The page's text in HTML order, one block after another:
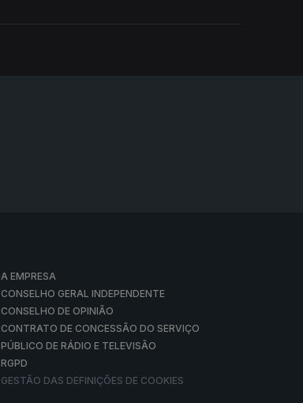
A EMPRESA
CONSELHO GERAL INDEPENDENTE
CONSELHO DE OPINIÃO
CONTRATO DE CONCESSÃO DO SERVIÇO
PÚBLICO DE RÁDIO E TELEVISÃO
RGPD
GESTÃO DAS DEFINIÇÕES DE COOKIES